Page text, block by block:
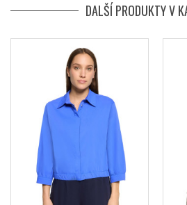
DALŠÍ PRODUKTY V